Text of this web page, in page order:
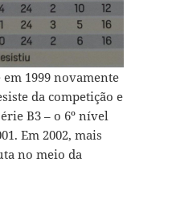
1999 novamente
da competição e
B3 – o 6º nível
Em 2002, mais
no meio da